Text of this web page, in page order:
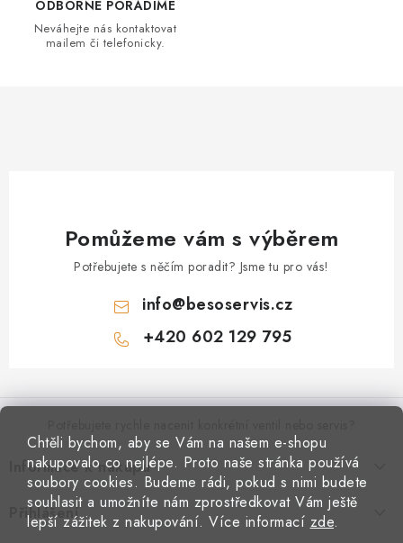
Chtěli bychom, aby se Vám na našem e-shopu
nakupovalo co nejlépe. Proto naše stránka používá
soubory cookies. Budeme rádi, pokud s nimi budete
souhlasit a umožníte nám zprostředkovat Vám ještě
lepší zážitek z nakupování. Více informací zde.
ODBORNĚ PORADÍME
Neváhejte nás kontaktovat
mailem či telefonicky.
Pomůžeme vám s výběrem
Potřebujete s něčím poradit? Jsme tu pro vás!
info@besoservis.cz
+420 602 129 795
á
VYPLNIT RYCHLOU POPTÁVKU
Informace k nákupu
Kontakty
Doprava a platba
Obchodní podmínky
Přihlášení